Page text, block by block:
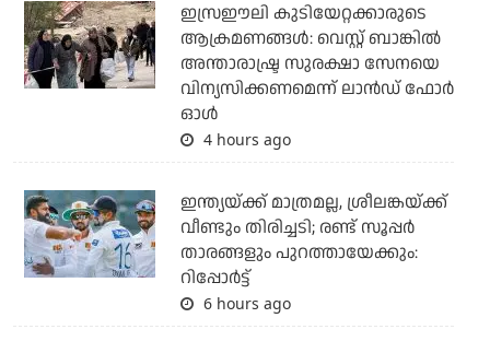
ഇസ്രഈലി കുടിയേറ്റക്കാരുടെ
ആക്രമണങ്ങള്‍: വെസ്റ്റ് ബാങ്കില്‍
അന്താരാഷ്ട്ര സുരക്ഷാ സേനയെ
വിന്യസിക്കണമെന്ന് ലാന്‍ഡ് ഫോര്‍
ഓള്‍
4 hours ago
ഇന്ത്യയ്ക്ക് മാത്രമല്ല, ശ്രീലങ്കയ്ക്ക്
വീണ്ടും തിരിച്ചടി; രണ്ട് സൂപ്പര്‍
താരങ്ങളും പുറത്തായേക്കും:
റിപ്പോര്‍ട്ട്
6 hours ago